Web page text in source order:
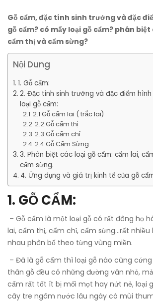
Gỗ cẩm, đặc tính sinh trưởng và đặc
gỗ cẩm? có mấy loại gỗ cẩm? phân
cẩm thị và cẩm sừng?
Nội Dung
1. Gỗ cẩm:
2. Đặc tinh sinh trưởng và đặc điểm
loại gỗ cẩm:
2.1.Gỗ cẩm lai ( trắc lai)
2.2.Gỗ cẩm thị
2.3.Gỗ cẩm chỉ
2.4.Gỗ Cẩm Sừng
3. Phân biệt các loại gỗ cẩm: cẩm lai,
cẩm sừng.
4. Ứng dụng và giá trị kinh tế của gỗ
1. GỖ CẨM:
– Gỗ cẩm là một loại gỗ có rất đông họ
lai, cẩm thị, cẩm chỉ, cẩm sừng…rất nhiều
nhau phân bố theo từng vùng miền.
– Đã là gỗ cẩm thì loại gỗ nào cũng
thân gỗ đều có những đường vân nhỏ,
cẩm rất tốt ít bị mối mọt hay nứt nẻ, loại
cây tre ngâm nước lâu ngày có mùi